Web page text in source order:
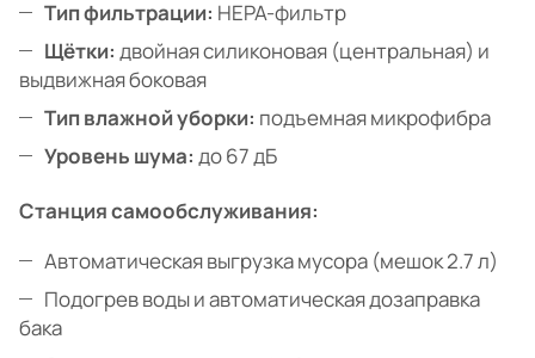
Тип фильтрации: HEPA-фильтр
Щётки: двойная силиконовая (центральная) и
выдвижная боковая
Тип влажной уборки: подъемная микрофибра
Уровень шума: до 67 дБ
Станция самообслуживания:
Автоматическая выгрузка мусора (мешок 2.7 л)
Подогрев воды и автоматическая дозаправка
бака